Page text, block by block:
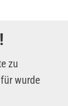
zu
wurde